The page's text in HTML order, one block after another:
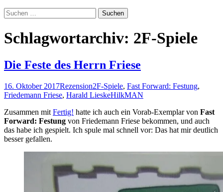
Suchen
nach:
Schlagwortarchiv: 2F-Spiele
Die Feste des Herrn Friese
16. Oktober 2017Rezension2F-Spiele, Fast Forward: Festung,
Friedemann Friese, Harald LieskeHilkMAN
Zusammen mit Fertig! hatte ich auch ein Vorab-Exemplar von Fast
Forward: Festung von Friedemann Friese bekommen, und auch
das habe ich gespielt. Ich spule mal schnell vor: Das hat mir deutlich
besser gefallen.